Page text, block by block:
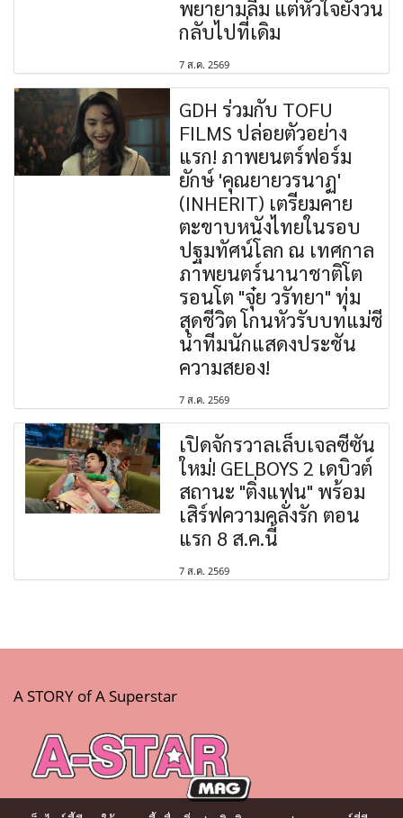
พยายามลืม แต่หัวใจยังวน
กลับไปที่เดิม
7 ส.ค. 2569
GDH ร่วมกับ TOFU
FILMS ปล่อยตัวอย่าง
แรก! ภาพยนตร์ฟอร์ม
ยักษ์ 'คุณยายวรนาฏ'
(INHERIT) เตรียมคาย
ตะขาบหนังไทยในรอบ
ปฐมทัศน์โลก ณ เทศกาล
ภาพยนตร์นานาชาติโต
รอนโต "จุ๋ย วรัทยา" ทุ่ม
สุดชีวิต โกนหัวรับบทแม่ชี
นำทีมนักแสดงประชัน
ความสยอง!
7 ส.ค. 2569
เปิดจักรวาลเล็บเจลซีซัน
ใหม่! GELBOYS 2 เดบิวต์
สถานะ "ติ่งแฟน" พร้อม
เสิร์ฟความคลั่งรัก ตอน
แรก 8 ส.ค.นี้
7 ส.ค. 2569
A STORY of A Superstar